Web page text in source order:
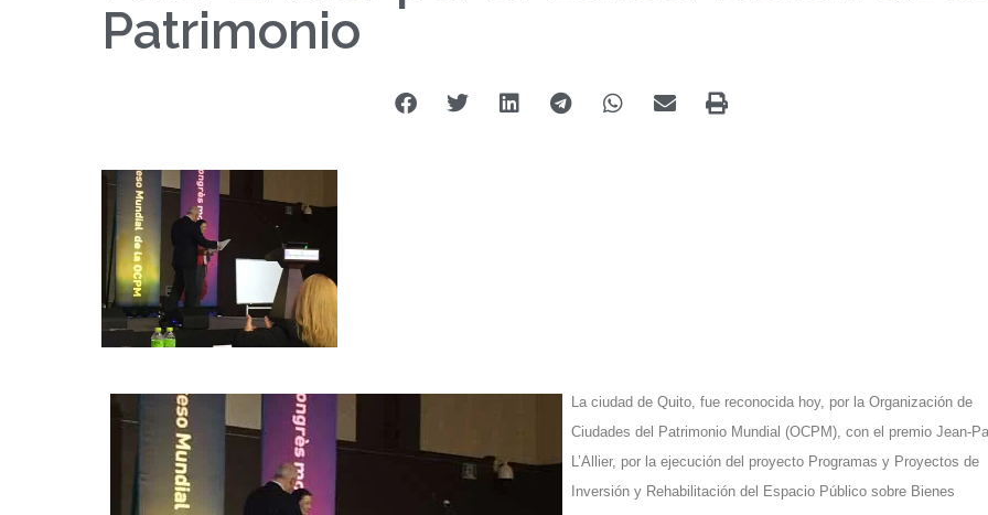
Patrimonio
La ciudad de Quito, fue reconocida hoy, por la Organización de
Ciudades del Patrimonio Mundial (OCPM), con el premio Jean-
L’Allier, por la ejecución del proyecto Programas y Proyectos de
Inversión y Rehabilitación del Espacio Público sobre Bienes